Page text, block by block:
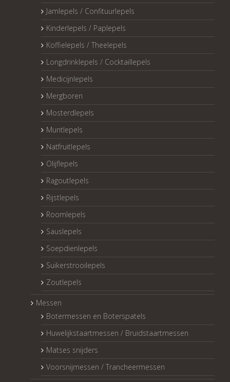
Jamlepels / Confituurlepels
Kinderlepels / Paplepels
Koffielepels / Theelepels
Longdrinklepels / Cocktaillepels
Medicijnlepels
Mergboren
Mosterdlepels
Muntlepels
Natfruitlepels
Olijflepels
Ragoutlepels
Rijstlepels
Roomlepels
Sauslepels
Soepdienlepels
Suikerstrooilepels
Zoutlepels
Messen
Botermessen en Boterspatels
Huwelijkstaartmessen / Bruidstaartmessen
Matses snijders
Voorsnijmessen / Trancheermessen